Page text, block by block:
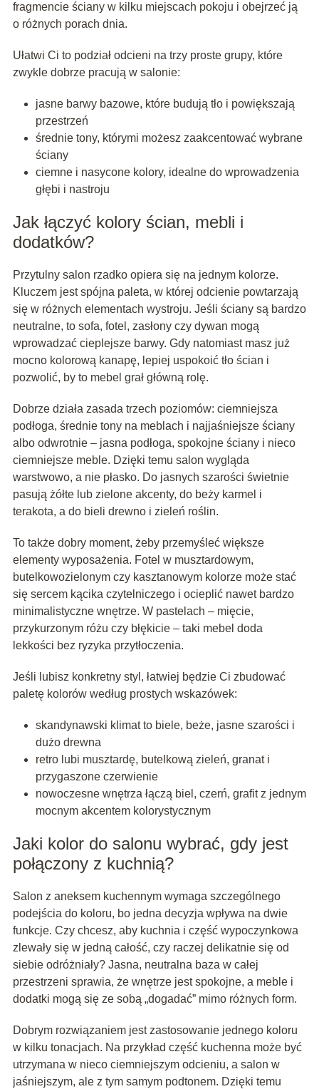
fragmencie ściany w kilku miejscach pokoju i obejrzeć ją
o różnych porach dnia.
Ułatwi Ci to podział odcieni na trzy proste grupy, które
zwykle dobrze pracują w salonie:
jasne barwy bazowe, które budują tło i powiększają
przestrzeń
średnie tony, którymi możesz zaakcentować wybrane
ściany
ciemne i nasycone kolory, idealne do wprowadzenia
głębi i nastroju
Jak łączyć kolory ścian, mebli i
dodatków?
Przytulny salon rzadko opiera się na jednym kolorze.
Kluczem jest spójna paleta, w której odcienie powtarzają
się w różnych elementach wystroju. Jeśli ściany są bardzo
neutralne, to sofa, fotel, zasłony czy dywan mogą
wprowadzać cieplejsze barwy. Gdy natomiast masz już
mocno kolorową kanapę, lepiej uspokoić tło ścian i
pozwolić, by to mebel grał główną rolę.
Dobrze działa zasada trzech poziomów: ciemniejsza
podłoga, średnie tony na meblach i najjaśniejsze ściany
albo odwrotnie – jasna podłoga, spokojne ściany i nieco
ciemniejsze meble. Dzięki temu salon wygląda
warstwowo, a nie płasko. Do jasnych szarości świetnie
pasują żółte lub zielone akcenty, do beży karmel i
terakota, a do bieli drewno i zieleń roślin.
To także dobry moment, żeby przemyśleć większe
elementy wyposażenia. Fotel w musztardowym,
butelkowozielonym czy kasztanowym kolorze może stać
się sercem kącika czytelniczego i ocieplić nawet bardzo
minimalistyczne wnętrze. W pastelach – mięcie,
przykurzonym różu czy błękicie – taki mebel doda
lekkości bez ryzyka przytłoczenia.
Jeśli lubisz konkretny styl, łatwiej będzie Ci zbudować
paletę kolorów według prostych wskazówek:
skandynawski klimat to biele, beże, jasne szarości i
dużo drewna
retro lubi musztardę, butelkową zieleń, granat i
przygaszone czerwienie
nowoczesne wnętrza łączą biel, czerń, grafit z jednym
mocnym akcentem kolorystycznym
Jaki kolor do salonu wybrać, gdy jest
połączony z kuchnią?
Salon z aneksem kuchennym wymaga szczególnego
podejścia do koloru, bo jedna decyzja wpływa na dwie
funkcje. Czy chcesz, aby kuchnia i część wypoczynkowa
zlewały się w jedną całość, czy raczej delikatnie się od
siebie odróżniały? Jasna, neutralna baza w całej
przestrzeni sprawia, że wnętrze jest spokojne, a meble i
dodatki mogą się ze sobą „dogadać” mimo różnych form.
Dobrym rozwiązaniem jest zastosowanie jednego koloru
w kilku tonacjach. Na przykład część kuchenna może być
utrzymana w nieco ciemniejszym odcieniu, a salon w
jaśniejszym, ale z tym samym podtonem. Dzięki temu